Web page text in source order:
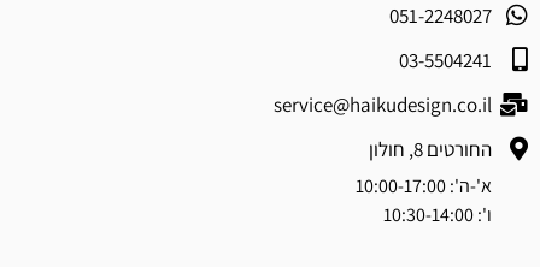
051-2248027
03-5504241
service@haikudesign.co.il
החורטים 8, חולון
א'-ה': 10:00-17:00
ו': 10:30-14:00